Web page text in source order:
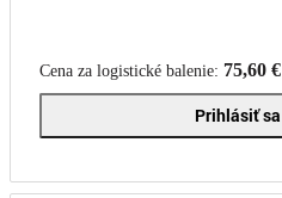
Cena za logistické balenie: 75,60 €
Prihlásiť sa